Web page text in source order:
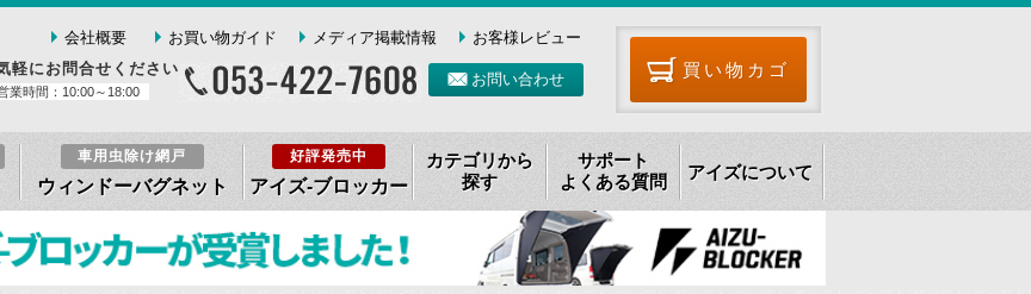
会社概要 お買い物ガイド メディア掲載情報
お客様レビュー
軽にお問合せください
業時間：10:00～18:00
お問い合わせ 買い物カゴ
車用虫除け網戸
ウィンドーバグネット
好評発売中
アイズ-ブロッカー
カテゴリから
探す
サポート
よくある質問
アイズについて